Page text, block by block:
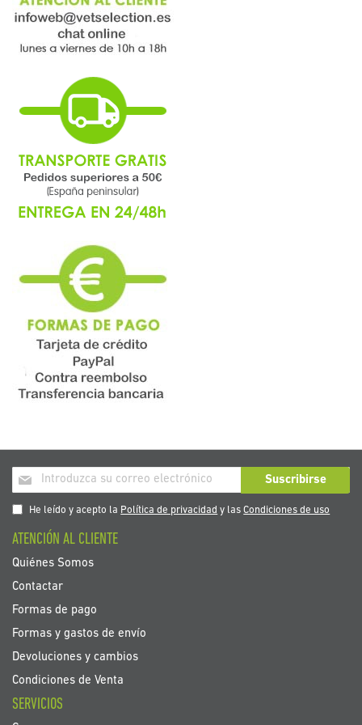
Inscríbase
a
nuestro
de
noticias:
Suscribirse
He leído y acepto la Política de privacidad y lasCondiciones de uso
ATENCIÓN AL CLIENTE
Quiénes Somos
Contactar
Formas de pago
Formas y gastos de envío
Devoluciones y cambios
Condiciones de Venta
SERVICIOS